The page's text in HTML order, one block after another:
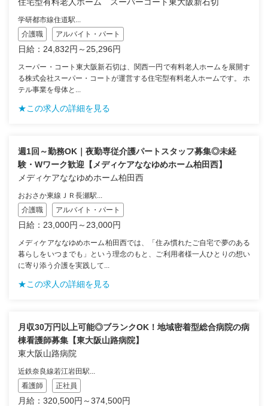
学研都市線住道駅...
介護職
アルバイト・パート
日給：24,832円～25,296円
スーパー・コート東大阪新石切は、関西一円で有料老人ホームを展開す
る株式会社スーパー・コートが運営する住宅型有料老人ホームです。 ホ
テル事業を母体と...
★この求人の詳細を見る
週1回～勤務OK｜夜勤専従介護パートスタッフ募集◎未経
験・Wワーク歓迎【メディケアななゆめホーム柏田西】
メディケアななゆめホーム柏田西
おおさか東線ＪＲ長瀬駅...
介護職
アルバイト・パート
日給：23,000円～23,000円
メディケアななゆめホーム柏田西では、「住み慣れたご自宅で夢のある
暮らしをいつまでも」という理念のもと、ご利用者様一人ひとりの想い
に寄り添う介護を実践して...
★この求人の詳細を見る
月収30万円以上可能◎ブランクOK！地域密着型総合病院の病
棟看護師募集【東大阪山路病院】
東大阪山路病院
近鉄奈良線若江岩田駅...
看護師
正社員
月給：320,500円～374,500円